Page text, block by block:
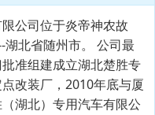
公司位于炎帝神农故
北省随州市。 公司最
准组建成立湖北楚胜专
改装厂，2010年底与厦
湖北）专用汽车有限公